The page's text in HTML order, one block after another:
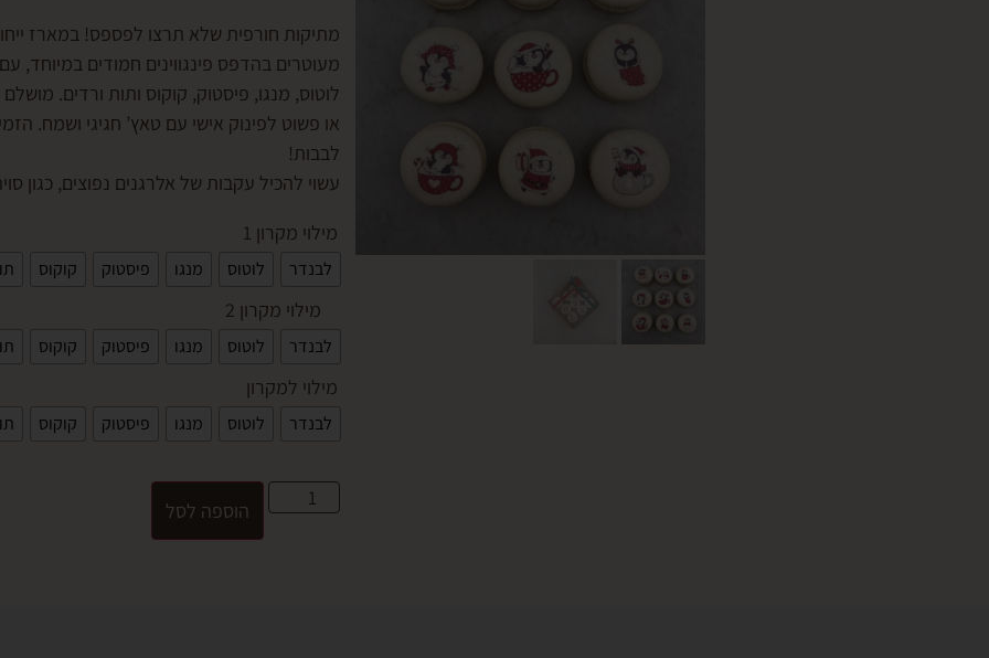
מעוטרים בהדפס פינגווינים חמודים במיוחד,
לוטוס, מנגו, פיסטוק, קוקוס ותות ורדים.
או פשוט לפינוק אישי עם טאץ’ חגיגי ושמח.
לבבות!
עשוי להכיל עקבות של אלרגנים נפוצים, כגון
מילוי מקרון 1
לבנדר לוטוס מנגו פיסטוק קוקוס
מילוי מקרון 2
לבנדר לוטוס מנגו פיסטוק קוקוס
מילוי למקרון
לבנדר לוטוס מנגו פיסטוק קוקוס
הוספה לסל